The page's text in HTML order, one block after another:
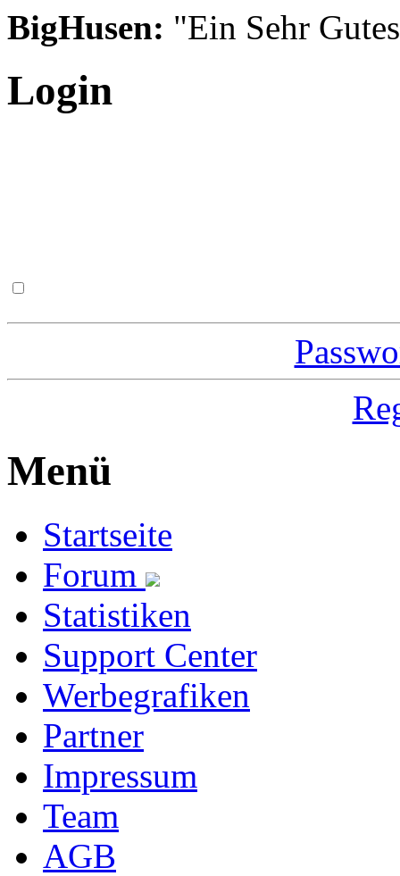
BigHusen: "Ein Sehr
Login
Menü
Startseite
Forum
Statistiken
Support Center
Werbegrafiken
Partner
Impressum
Team
AGB